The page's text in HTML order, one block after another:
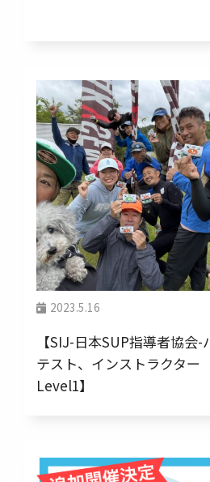
2023.5.16
【SIJ-日本SUP指導者協会-
テスト、インストラクター
Level1】